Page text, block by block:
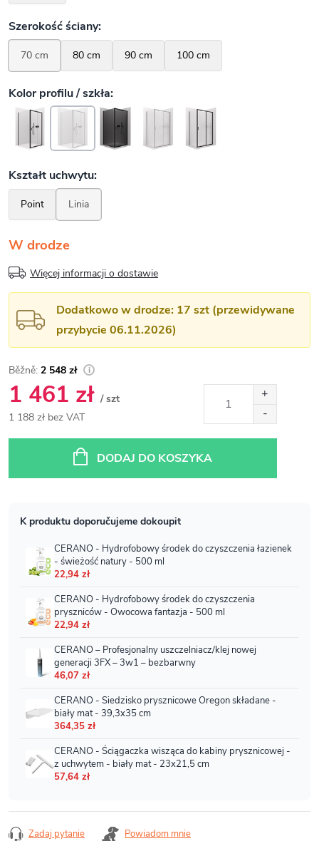
W drodze
Więcej informacji o dostawie
Dodatkowo w drodze: 17 szt (przewidywane
przybycie 06.11.2026)
2 548 zł
1 461 zł / szt
1 188 zł bez VAT
DODAJ DO KOSZYKA
Zadaj pytanie Powiadom mnie